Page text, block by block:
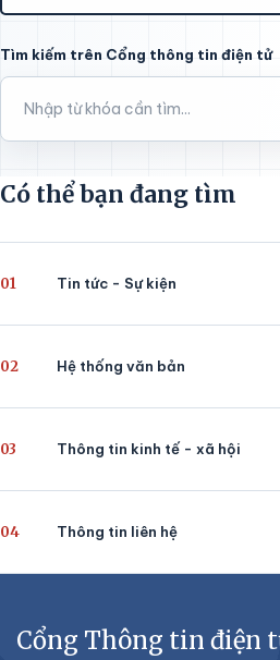
Tìm kiếm trên Cổng thông tin điện tử
Có thể bạn đang tìm
01 Tin tức - Sự kiện
02 Hệ thống văn bản
03 Thông tin kinh tế - xã hội
04 Thông tin liên hệ
Cổng Thông tin điện